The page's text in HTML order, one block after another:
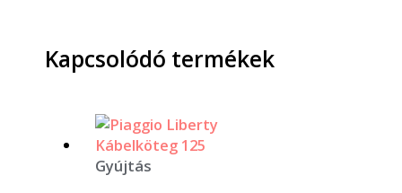
Kapcsolódó termékek
Gyújtás